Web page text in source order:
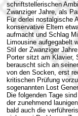
schriftstellerischen
Zwanziger Jahre, als
Für derlei nostalgische
konservative Eltern
aufmacht und Schlag
Limousine aufgegabelt
Stil der Zwanziger
Porter sitzt am Klavier,
berauscht sich an
von den Socken, erst
kritischen Prüfung
sogenannten Lost
Die folgenden Tage
der zunehmend
bald auch die